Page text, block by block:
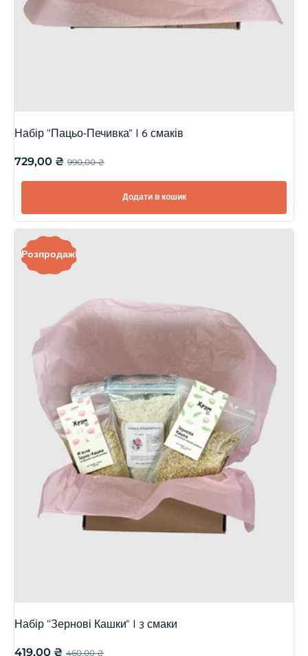
Набір “Пацьо-Печивка” | 6 смаків
990,00₴
729,00 ₴
Додати в кошик
Розпродаж!
Набір “Зернові Кашки” | 3 смаки
460,00₴
419,00 ₴